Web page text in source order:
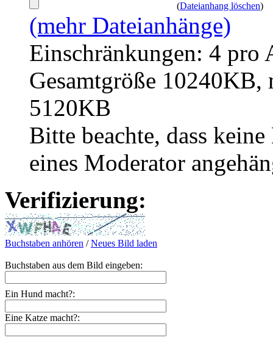
(Dateianhang löschen)
(mehr Dateianhänge)
Einschränkungen: 4 pro
Gesamtgröße
5120KB
Bitte beachte, dass
eines Moderator
Verifizierung:
Buchstaben anhören /Neues Bild laden
Buchstaben aus dem Bild eingeben:
Ein Hund macht?:
Eine Katze macht?: